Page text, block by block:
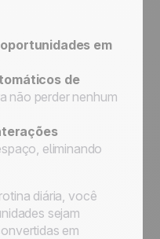
em
de
não perder nenhum
eliminando
diária, você
sejam
em